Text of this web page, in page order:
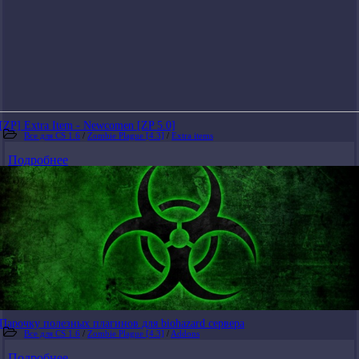
[ZP] Extra Item - Newcomen [ZP 5.0]
Все для CS 1.6 / Zombie Plague [4.3] / Extra items
Подробнее
Парочку полезных плагинов для biohazard сервера
Все для CS 1.6 / Zombie Plague [4.3] / Addons